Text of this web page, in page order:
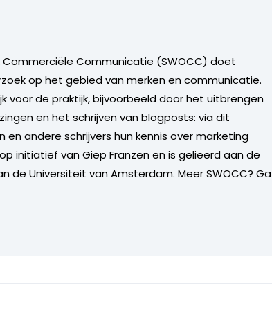
Communicatie (SWOCC) doet
op het gebied van merken en communicatie.
voor de praktijk, bijvoorbeeld door het uitbrengen
en het schrijven van blogposts: via dit
andere schrijvers hun kennis over marketing
initiatief van Giep Franzen en is gelieerd aan de
Universiteit van Amsterdam. Meer SWOCC? Ga